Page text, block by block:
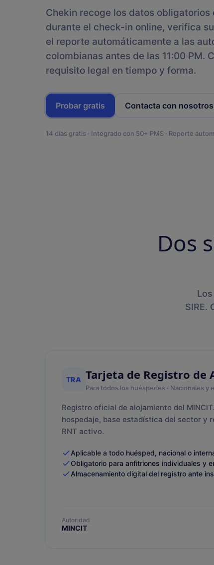
Comparte información clave con
tus huéspedes
Inbox Unificado
Responde al instante a los
mensajes de los huéspedes con IA
Descubre plantillas gratuitas
para facilitar la gestión de tu
alquiler vacacional
SDK
Integra nuestra solución de check-in de
Chekin recoge los datos obligatorios
durante el check-in online, verifica
el reporte automáticamente a las
colombianas antes de las 11:00 PM.
requisito legal en tiempo y forma.
Probar gratis Contacta con nosotros
14 días gratis · Integrado con 50+ PMS · Reporte
Dos
SIRE.
TRA Tarjeta de Registro de
Para todos los huéspedes · Nacionales y
Registro oficial de alojamiento del
hospedaje, base estadística del sector y
RNT activo.
Aplicable a todo huésped, nacional o
Obligatorio para anfitriones individuales y
Almacenamiento digital del registro ante
Autoridad
MINCIT